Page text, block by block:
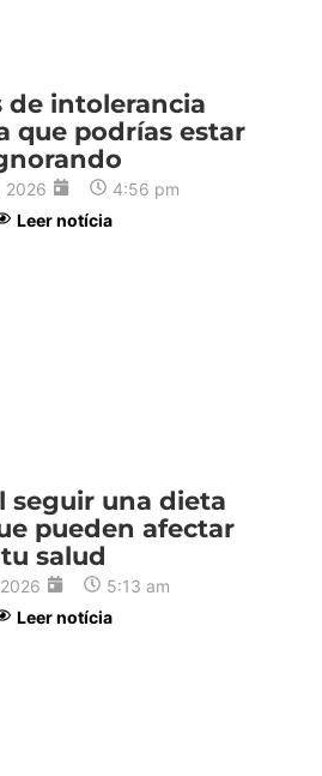
de intolerancia
que podrías estar
2026
4:56 pm
Leer notícia
seguir una dieta
pueden afectar
tu salud
5:13 am
Leer notícia